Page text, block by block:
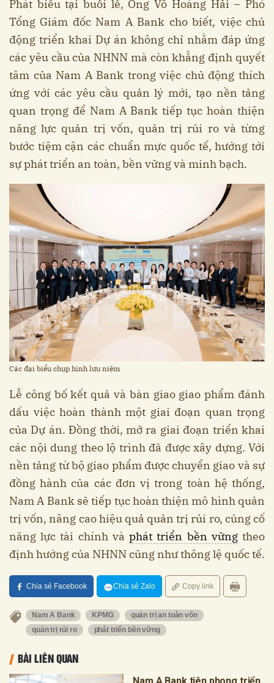
Phát biểu tại buổi lễ, Ông Võ Hoàng Hải – Phó
Tổng Giám đốc Nam A Bank cho biết, việc chủ
động triển khai Dự án không chỉ nhằm đáp ứng
các yêu cầu của NHNN mà còn khẳng định quyết
tâm của Nam A Bank trong việc chủ động thích
ứng với các yêu cầu quản lý mới, tạo nền tảng
quan trọng để Nam A Bank tiếp tục hoàn thiện
năng lực quản trị vốn, quản trị rủi ro và từng
bước tiệm cận các chuẩn mực quốc tế, hướng tới
sự phát triển an toàn, bền vững và minh bạch.
Các đại biểu chụp hình lưu niệm
Lễ công bố kết quả và bàn giao giao phẩm đánh
dấu việc hoàn thành một giai đoạn quan trọng
của Dự án. Đồng thời, mở ra giai đoạn triển khai
các nội dung theo lộ trình đã được xây dựng. Với
nền tảng từ bộ giao phẩm được chuyển giao và sự
đồng hành của các đơn vị trong toàn hệ thống,
Nam A Bank sẽ tiếp tục hoàn thiện mô hình quản
trị vốn, nâng cao hiệu quả quản trị rủi ro, củng cố
năng lực tài chính vàphát triển bền vữngtheo
định hướng của NHNN cũng như thông lệ quốc tế.
Chia sẻ Facebook Chia sẻ Zalo Copy link
Nam A Bank KPMG
quản trị an toàn vốn
quản trị rủi ro
phát triển bền vững
BÀI LIÊN QUAN